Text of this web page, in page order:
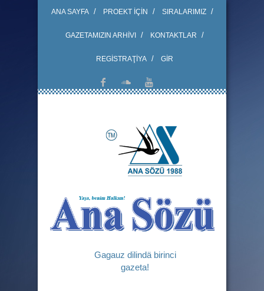
ANA SAYFA PROEKT İÇİN SIRALARIMIZ
GAZETAMIZIN ARHİVI KONTAKTLAR
REGİSTRAŢİYA GİR
Gagauz dilindä birinci
gazeta!